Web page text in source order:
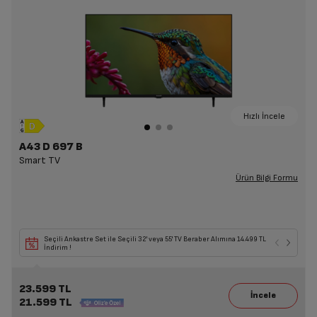
Hızlı İncele
A43 D 697 B
Smart TV
Ürün Bilgi Formu
Seçili Ankastre Set ile Seçili 32' veya 55' TV Beraber Alımına 14.499 TL
İndirim !
23.599 TL
21.599 TL